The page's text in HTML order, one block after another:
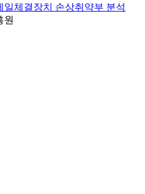
일체결장치 손상취약부 분석
원